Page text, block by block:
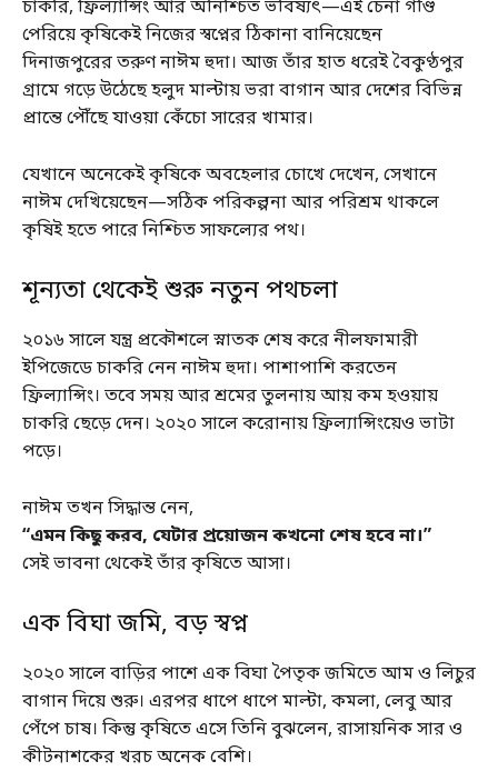
চাকরি, ফ্রিল্যান্সিং আর অনিশ্চিত ভবিষ্যৎ—এই চেনা গণ্ডি
পেরিয়ে কৃষিকেই নিজের স্বপ্নের ঠিকানা বানিয়েছেন
দিনাজপুরের তরুণ নাঈম হুদা। আজ তাঁর হাত ধরেই বৈকুণ্ঠপুর
গ্রামে গড়ে উঠেছে হলুদ মাল্টায় ভরা বাগান আর দেশের বিভিন্ন
প্রান্তে পৌঁছে যাওয়া কেঁচো সারের খামার।
যেখানে অনেকেই কৃষিকে অবহেলার চোখে দেখেন, সেখানে
নাঈম দেখিয়েছেন—সঠিক পরিকল্পনা আর পরিশ্রম থাকলে
কৃষিই হতে পারে নিশ্চিত সাফল্যের পথ।
শূন্যতা থেকেই শুরু নতুন পথচলা
২০১৬ সালে যন্ত্র প্রকৌশলে স্নাতক শেষ করে নীলফামারী
ইপিজেডে চাকরি নেন নাঈম হুদা। পাশাপাশি করতেন
ফ্রিল্যান্সিং। তবে সময় আর শ্রমের তুলনায় আয় কম হওয়ায়
চাকরি ছেড়ে দেন। ২০২০ সালে করোনায় ফ্রিল্যান্সিংয়েও ভাটা
পড়ে।
নাঈম তখন সিদ্ধান্ত নেন,
“এমন কিছু করব, যেটার প্রয়োজন কখনো শেষ হবে না।”
সেই ভাবনা থেকেই তাঁর কৃষিতে আসা।
এক বিঘা জমি, বড় স্বপ্ন
২০২০ সালে বাড়ির পাশে এক বিঘা পৈতৃক জমিতে আম ও লিচুর
বাগান দিয়ে শুরু। এরপর ধাপে ধাপে মাল্টা, কমলা, লেবু আর
পেঁপে চাষ। কিন্তু কৃষিতে এসে তিনি বুঝলেন, রাসায়নিক সার ও
কীটনাশকের খরচ অনেক বেশি।